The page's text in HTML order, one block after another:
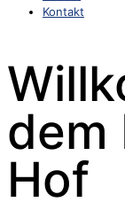
Kontakt
dem
Hof